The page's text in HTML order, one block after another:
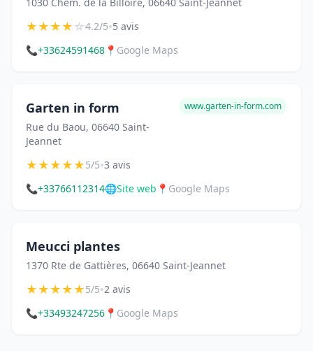
★★★★☆4.2/5•5 avis
📞+33624591468 📍 Google Maps
Garten in form
Rue du Baou, 06640 Saint-
Jeannet
www.garten-in-form.com
★★★★★5/5•3 avis
📞+33766112314🌐Site web 📍 Google Maps
Meucci plantes
1370 Rte de Gattières, 06640 Saint-Jeannet
★★★★★5/5•2 avis
📞+33493247256 📍 Google Maps